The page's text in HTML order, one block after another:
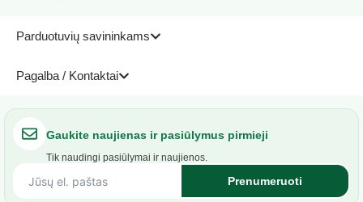
Parduotuvių savininkams
Pagalba / Kontaktai
Gaukite naujienas ir pasiūlymus pirmieji
Tik naudingi pasiūlymai ir naujienos.
Prenumeruoti